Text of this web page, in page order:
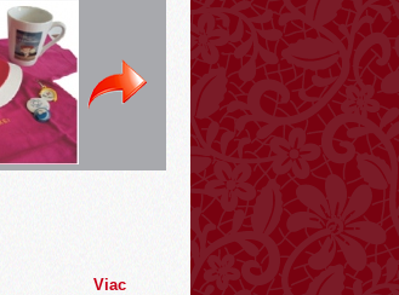
Viac